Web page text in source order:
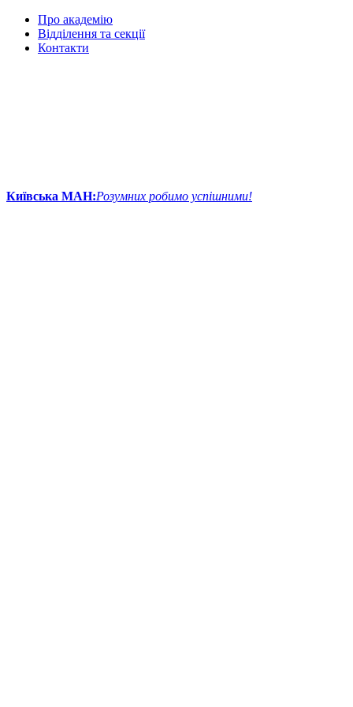
Про академію
Відділення та секції
Контакти
Київська МАН:Розумних робимо успішними!